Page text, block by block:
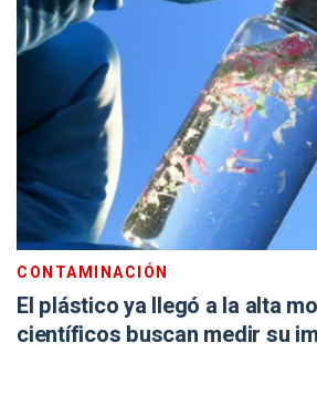
CONTAMINACIÓN
El plástico ya llegó a la alta
científicos buscan medir su